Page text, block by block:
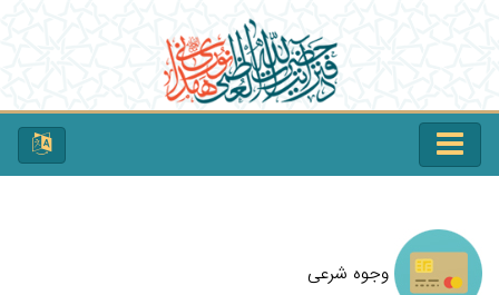
وجوه شرعی